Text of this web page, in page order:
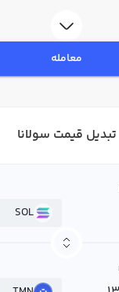
معامله
تبدیل قیمت سولانا
SOL